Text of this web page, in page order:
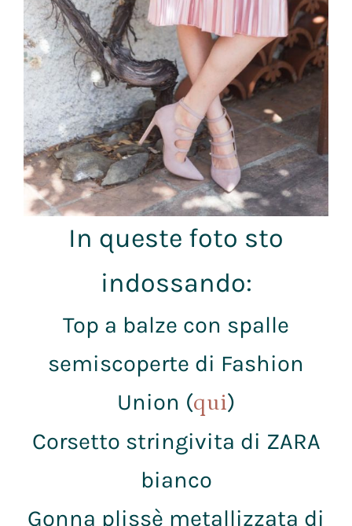
In queste foto sto
indossando:
Top a balze con spalle
semiscoperte di Fashion
Union (qui)
Corsetto stringivita di ZARA
bianco
Gonna plissè metallizzata di